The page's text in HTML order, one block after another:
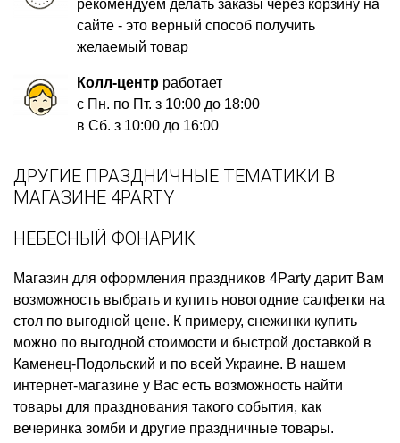
рекомендуем делать заказы через корзину на
сайте - это верный способ получить
желаемый товар
Колл-центр работает
с Пн. по Пт. з 10:00 до 18:00
в Сб. з 10:00 до 16:00
ДРУГИЕ ПРАЗДНИЧНЫЕ ТЕМАТИКИ В
МАГАЗИНЕ 4PARTY
НЕБЕСНЫЙ ФОНАРИК
Магазин для оформления праздников 4Party дарит Вам
возможность выбрать и купить новогодние салфетки на
стол по выгодной цене. К примеру, снежинки купить
можно по выгодной стоимости и быстрой доставкой в
Каменец-Подольский и по всей Украине. В нашем
интернет-магазине у Вас есть возможность найти
товары для празднования такого события, как
вечеринка зомби и другие праздничные товары.